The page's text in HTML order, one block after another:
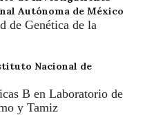
Autónoma de México
de Genética de la
Nacional de
B en Laboratorio de
y Tamiz